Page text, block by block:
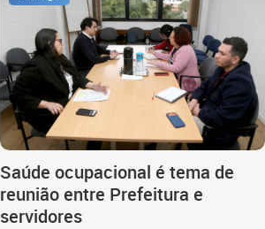
Saúde ocupacional é tema de
reunião entre Prefeitura e
servidores